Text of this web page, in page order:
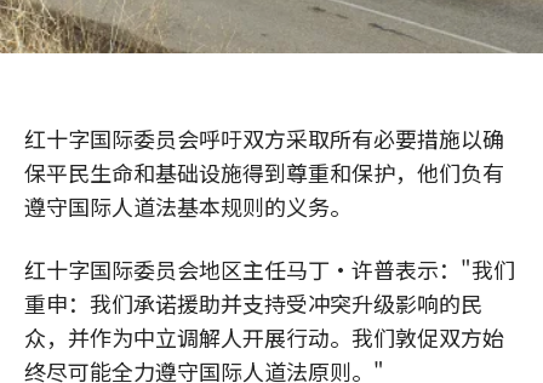
红十字国际委员会呼吁双方采取所有必要措施以确
保平民生命和基础设施得到尊重和保护，他们负有
遵守国际人道法基本规则的义务。
红十字国际委员会地区主任马丁·许普表示："我们
重申：我们承诺援助并支持受冲突升级影响的民
众，并作为中立调解人开展行动。我们敦促双方始
终尽可能全力遵守国际人道法原则。"